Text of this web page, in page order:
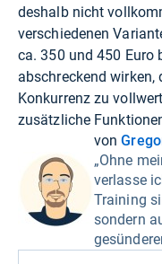
deshalb nicht
verschiedenen
ca. 350 und 450 Euro
abschreckend wirken,
Konkurrenz zu
zusätzliche
von
„Ohne
verlasse
Training
sondern